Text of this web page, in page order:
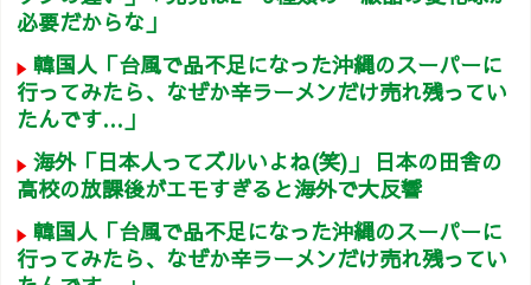
必要だからな」
韓国人「台風で品不足になった沖縄のスーパーに
行ってみたら、なぜか辛ラーメンだけ売れ残ってい
たんです…」
海外「日本人ってズルいよね(笑)」 日本の田舎の
高校の放課後がエモすぎると海外で大反響
韓国人「台風で品不足になった沖縄のスーパーに
行ってみたら、なぜか辛ラーメンだけ売れ残ってい